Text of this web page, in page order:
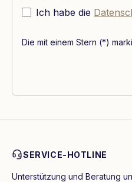
Ich habe die
Die mit einem Stern (*)
SERVICE-HOTLINE
Unterstützung und Beratung